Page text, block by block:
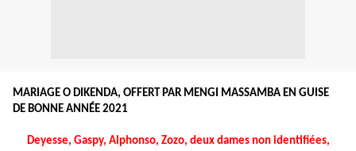
MARIAGE O DIKENDA, OFFERT PAR MENGI MASSAMBA EN GUISE
DE BONNE ANNÉE 2021
Deyesse, Gaspy, Alphonso, Zozo, deux dames non identifiées,